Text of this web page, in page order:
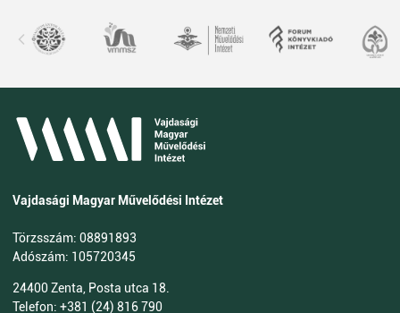
Vajdasági Magyar Művelődési Intézet
Törzsszám: 08891893
Adószám: 105720345
24400 Zenta, Posta utca 18.
Telefon: +381 (24) 816 790